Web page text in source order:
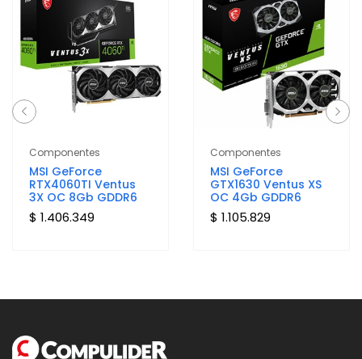
Componentes
MSI GeForce
RTX4060TI Ventus
3X OC 8Gb GDDR6
$ 1.406.349
Componentes
MSI GeForce
GTX1630 Ventus XS
OC 4Gb GDDR6
$ 1.105.829